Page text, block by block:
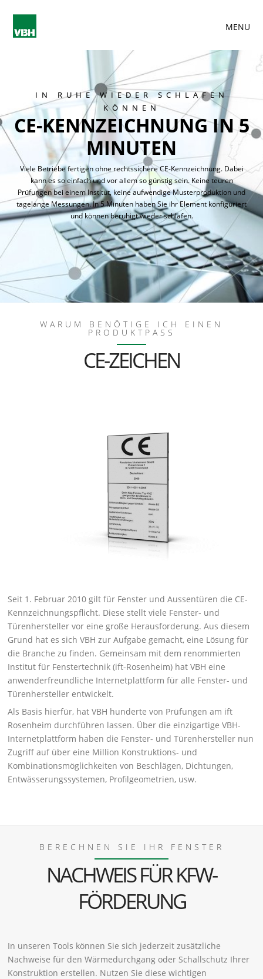
MENU
IN RUHE WIEDER SCHLAFEN
KÖNNEN
CE-KENNZEICHNUNG IN 5
MINUTEN
Viele Betriebe fertigen ohne rechtssichere CE-Kennzeichnung. Dabei
kann es so einfach und vor allem so günstig sein. Keine teuren
Prüfungen bei einem Institut, keine aufwendige Musterproduktion und
tagelange Messungen. In 5 Minuten haben Sie ihr Element konfiguriert
und können beruhigt wieder schlafen.
WARUM BENÖTIGE ICH EINEN
PRODUKTPASS
CE-ZEICHEN
Seit 1. Februar 2010 gilt für Fenster und Aussentüren die CE-
Kennzeichnungspflicht. Diese stellt viele Fenster- und
Türenhersteller vor eine große Herausforderung. Aus diesem
Grund hat es sich VBH zur Aufgabe gemacht, eine Lösung für
die Branche zu finden. Gemeinsam mit dem renommierten
Institut für Fenstertechnik (ift-Rosenheim) hat VBH eine
anwenderfreundliche Internetplattform für alle Fenster- und
Türenhersteller entwickelt.
Als Basis hierfür, hat VBH hunderte von Prüfungen am ift
Rosenheim durchführen lassen. Über die einzigartige VBH-
Internetplattform haben die Fenster- und Türenhersteller nun
Zugriff auf über eine Million Konstruktions- und
Kombinationsmöglichkeiten von Beschlägen, Dichtungen,
Entwässerungssystemen, Profilgeometrien, usw.
BERECHNEN SIE IHR FENSTER
NACHWEIS FÜR KFW-
FÖRDERUNG
In unseren Tools können Sie sich jederzeit zusätzliche
Nachweise für den Wärmedurchgang oder Schallschutz Ihrer
Konstruktion erstellen. Nutzen Sie diese wichtigen